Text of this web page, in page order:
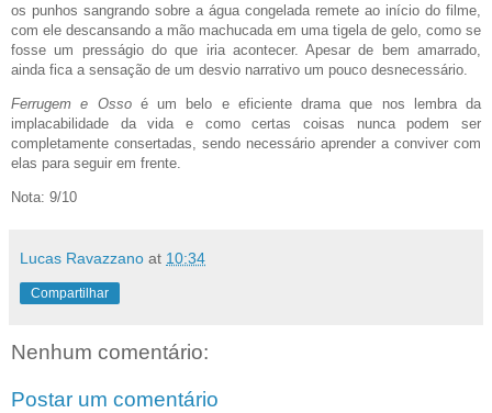
os punhos sangrando sobre a água congelada remete ao início do filme,
com ele descansando a mão machucada em uma tigela de gelo, como se
fosse um presságio do que iria acontecer. Apesar de bem amarrado,
ainda fica a sensação de um desvio narrativo um pouco desnecessário.
Ferrugem e Osso é um belo e eficiente drama que nos lembra da
implacabilidade da vida e como certas coisas nunca podem ser
completamente consertadas, sendo necessário aprender a conviver com
elas para seguir em frente.
Nota: 9/10
Lucas Ravazzano at 10:34
Compartilhar
Nenhum comentário:
Postar um comentário